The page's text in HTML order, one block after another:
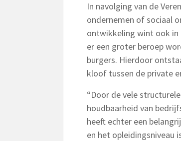
In navolging van de
ondernemen of sociaal
ontwikkeling wint ook in
er een groter beroep
burgers. Hierdoor
kloof tussen de private
“Door de vele
houdbaarheid van
heeft echter een
en het opleidingsniveau